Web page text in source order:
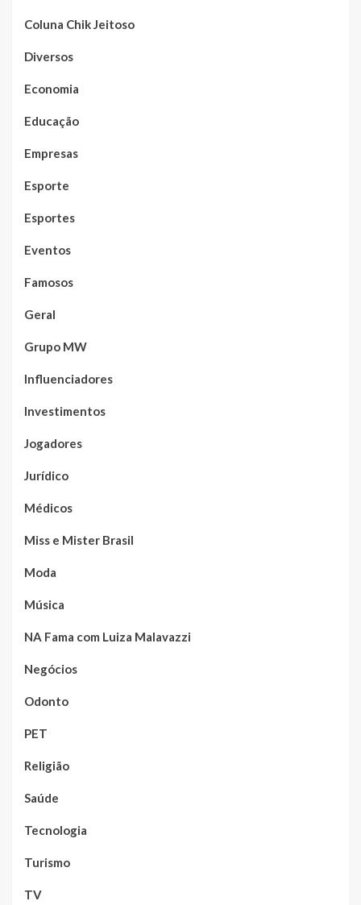
Coluna Chik Jeitoso
Diversos
Economia
Educação
Empresas
Esporte
Esportes
Eventos
Famosos
Geral
Grupo MW
Influenciadores
Investimentos
Jogadores
Jurídico
Médicos
Miss e Mister Brasil
Moda
Música
NA Fama com Luiza Malavazzi
Negócios
Odonto
PET
Religião
Saúde
Tecnologia
Turismo
TV